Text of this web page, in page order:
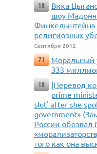
18
Вика
шоу
Финкельштейна
религиозных
Сентября 2012
71
Моральный
333
18
[Перевод
prime
slut' after she
government»
России обозвал
того как она